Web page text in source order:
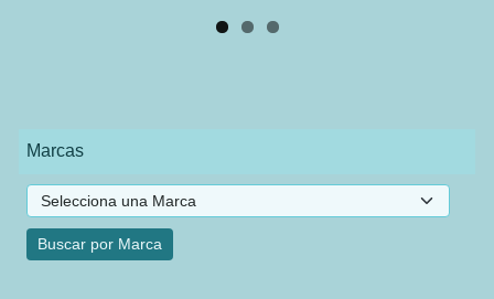
Marcas